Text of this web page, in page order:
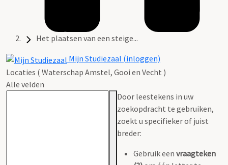
Het plaatsen van een steige...
Mijn Studiezaal (inloggen)
Locaties ( Waterschap Amstel, Gooi en Vecht )
Alle velden
Door leestekens in uw
zoekopdracht te gebruiken,
zoekt u specifieker of juist
breder:
Gebruik een vraagteken